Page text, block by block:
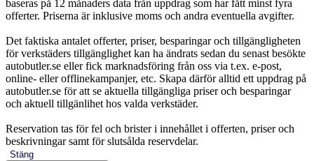
baseras på 12 månaders data från uppdrag som har fått minst fyra
offerter. Priserna är inklusive moms och andra eventuella avgifter.
Det faktiska antalet offerter, priser, besparingar och tillgängligheten
för verkstäders tillgänglighet kan ha ändrats sedan du senast besökte
autobutler.se eller fick marknadsföring från oss via t.ex. e-post,
online- eller offlinekampanjer, etc. Skapa därför alltid ett uppdrag på
autobutler.se för att se aktuella tillgängliga priser och besparingar
och aktuell tillgänlihet hos valda verkstäder.
Reservation tas för fel och brister i innehållet i offerten, priser och
beskrivningar samt för slutsålda reservdelar.
Stäng